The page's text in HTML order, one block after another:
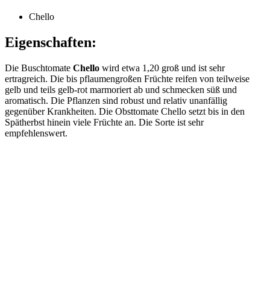
Chello
Eigenschaften:
Die Buschtomate Chello wird etwa 1,20 groß und ist sehr
ertragreich. Die bis pflaumengroßen Früchte reifen von teilweise
gelb und teils gelb-rot marmoriert ab und schmecken süß und
aromatisch. Die Pflanzen sind robust und relativ unanfällig
gegenüber Krankheiten. Die Obsttomate Chello setzt bis in den
Spätherbst hinein viele Früchte an. Die Sorte ist sehr
empfehlenswert.